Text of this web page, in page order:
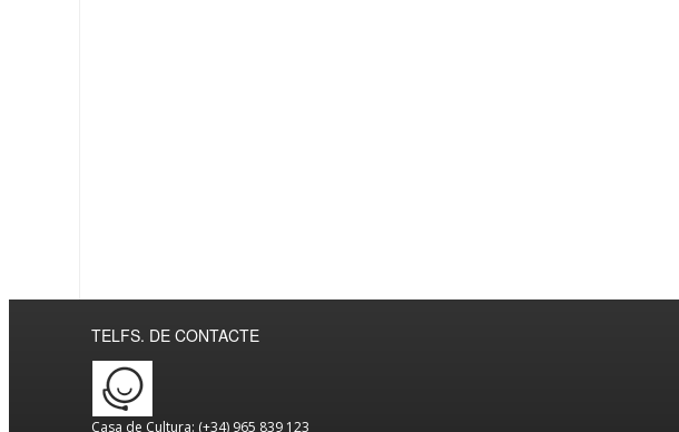
TELFS. DE CONTACTE
Casa de Cultura: (+34) 965 839 123